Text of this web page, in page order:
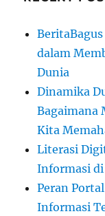
dalam
Dunia
Dinamika
Bagaimana
Kita
Literasi
Informasi
Peran
Informasi